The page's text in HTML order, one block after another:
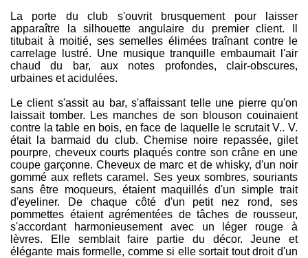
La porte du club s'ouvrit brusquement pour laisser
apparaître la silhouette angulaire du premier client. Il
titubait à moitié, ses semelles élimées traînant contre le
carrelage lustré. Une musique tranquille embaumait l'air
chaud du bar, aux notes profondes, clair-obscures,
urbaines et acidulées.
Le client s'assit au bar, s'affaissant telle une pierre qu'on
laissait tomber. Les manches de son blouson couinaient
contre la table en bois, en face de laquelle le scrutait V.. V.
était la barmaid du club. Chemise noire repassée, gilet
pourpre, cheveux courts plaqués contre son crâne en une
coupe garçonne. Cheveux de marc et de whisky, d'un noir
gommé aux reflets caramel. Ses yeux sombres, souriants
sans être moqueurs, étaient maquillés d'un simple trait
d'eyeliner. De chaque côté d'un petit nez rond, ses
pommettes étaient agrémentées de tâches de rousseur,
s'accordant harmonieusement avec un léger rouge à
lèvres. Elle semblait faire partie du décor. Jeune et
élégante mais formelle, comme si elle sortait tout droit d'un